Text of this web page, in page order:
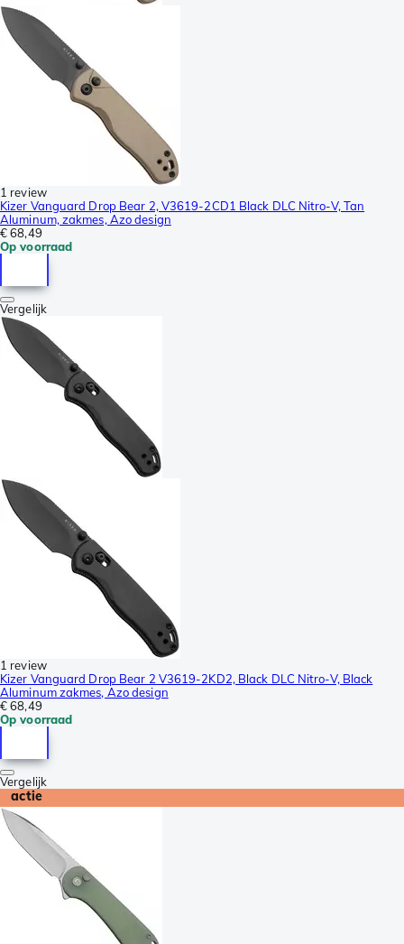
1 review
Kizer Vanguard Drop Bear 2, V3619-2CD1 Black DLC Nitro-V, Tan
Aluminum, zakmes, Azo design
€ 68,49
Op voorraad
Vergelijk
1 review
Kizer Vanguard Drop Bear 2 V3619-2KD2, Black DLC Nitro-V, Black
Aluminum zakmes, Azo design
€ 68,49
Op voorraad
Vergelijk
actie